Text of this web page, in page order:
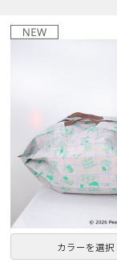
カラーを選択